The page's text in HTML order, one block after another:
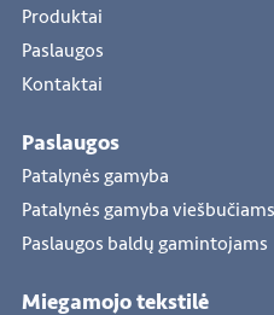
Produktai
Paslaugos
Kontaktai
Paslaugos
Patalynės gamyba
Patalynės gamyba viešbučiams
Paslaugos baldų gamintojams
Miegamojo tekstilė